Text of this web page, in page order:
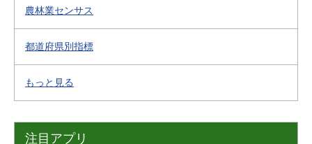
農林業センサス
都道府県別指標
もっと見る
注目アプリ